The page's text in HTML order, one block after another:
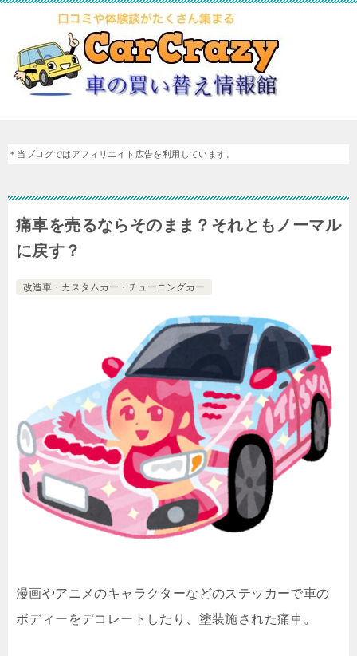
＊当ブログではアフィリエイト広告を利用しています。
痛車を売るならそのまま？それともノーマル
に戻す？
改造車・カスタムカー・チューニングカー
漫画やアニメのキャラクターなどのステッカーで車の
ボディーをデコレートしたり、塗装施された痛車。